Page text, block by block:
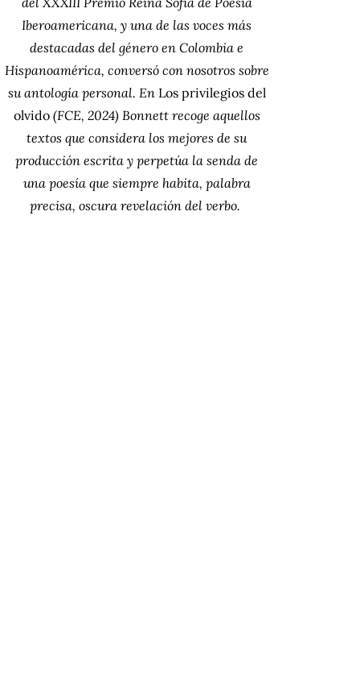
Iberoamericana, y una de las voces más
destacadas del género en Colombia e
Hispanoamérica, conversó con nosotros sobre
su antología personal. En Los privilegios del
olvido(FCE, 2024) Bonnett recoge aquellos
textos que considera los mejores de su
producción escrita y perpetúa la senda de
una poesía que siempre habita, palabra
precisa, oscura revelación del verbo.